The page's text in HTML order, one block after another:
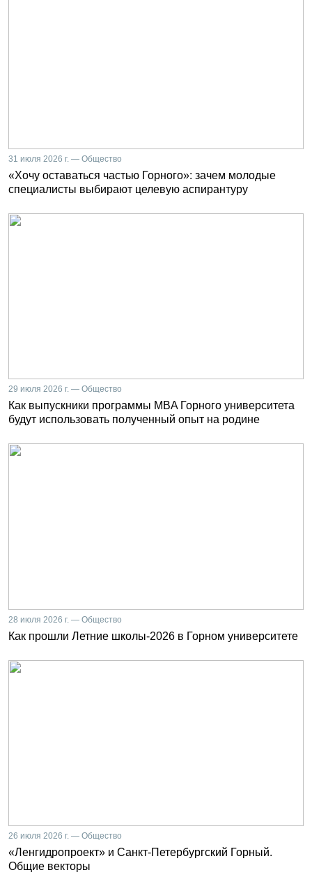
31 июля 2026 г. — Общество
«Хочу оставаться частью Горного»: зачем молодые
специалисты выбирают целевую аспирантуру
29 июля 2026 г. — Общество
Как выпускники программы MBA Горного университета
будут использовать полученный опыт на родине
28 июля 2026 г. — Общество
Как прошли Летние школы-2026 в Горном университете
26 июля 2026 г. — Общество
«Ленгидропроект» и Санкт-Петербургский Горный.
Общие векторы